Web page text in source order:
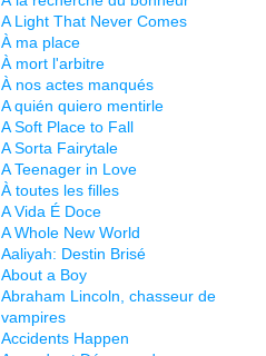
A Light That Never Comes
À ma place
À mort l'arbitre
À nos actes manqués
A quién quiero mentirle
A Soft Place to Fall
A Sorta Fairytale
A Teenager in Love
À toutes les filles
A Vida É Doce
A Whole New World
Aaliyah: Destin Brisé
About a Boy
Abraham Lincoln, chasseur de
vampires
Accidents Happen